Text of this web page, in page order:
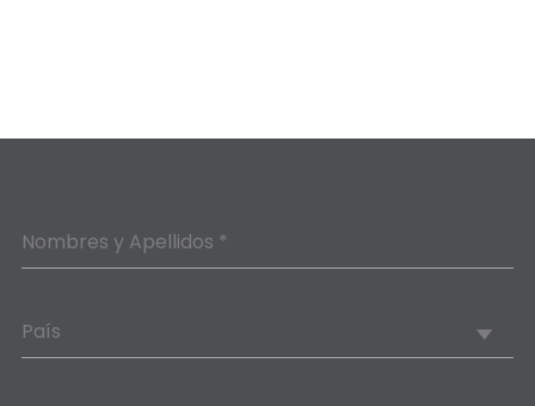
Nombres y Apellidos *
País